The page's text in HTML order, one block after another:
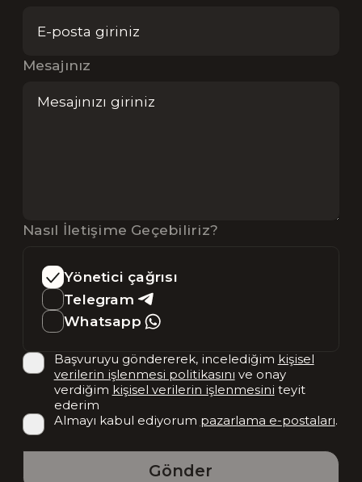
Mesajınız
Nasıl İletişime Geçebiliriz?
Yönetici çağrısı
Telegram
Whatsapp
Başvuruyu göndererek, incelediğim kişisel
verilerin işlenmesi politikasını ve onay
verdiğim kişisel verilerin işlenmesini teyit
ederim
Almayı kabul ediyorum pazarlama e-postaları.
Gönder